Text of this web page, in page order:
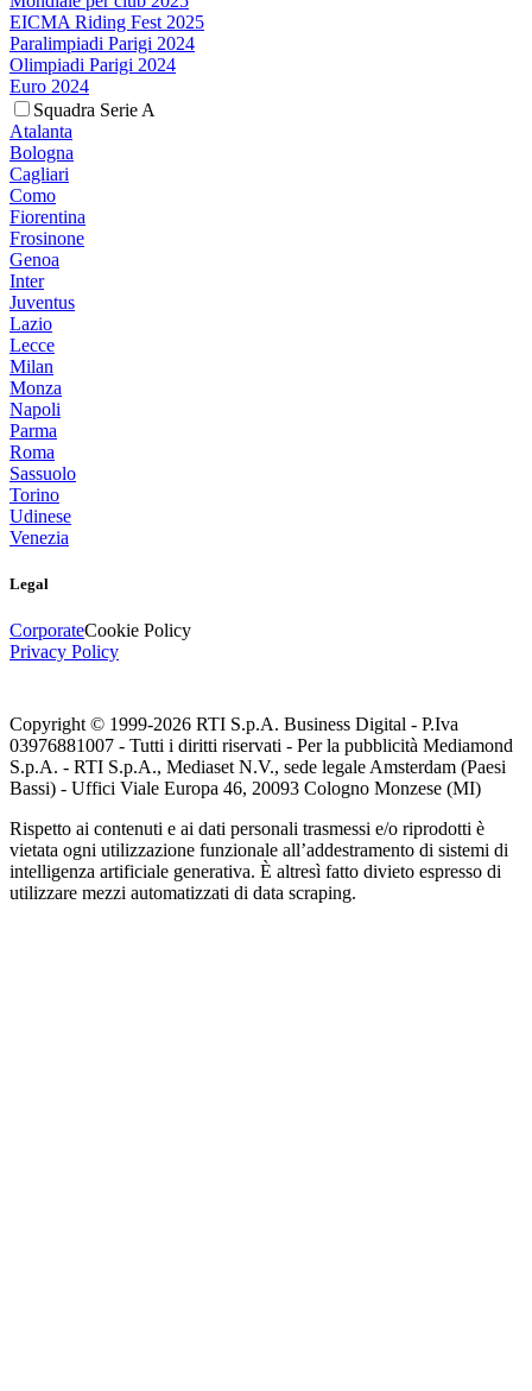
EICMA Riding Fest 2025
Paralimpiadi Parigi 2024
Olimpiadi Parigi 2024
Euro 2024
Squadra Serie A
Atalanta
Bologna
Cagliari
Como
Fiorentina
Frosinone
Genoa
Inter
Juventus
Lazio
Lecce
Milan
Monza
Napoli
Parma
Roma
Sassuolo
Torino
Udinese
Venezia
Legal
CorporateCookie Policy
Privacy Policy
Copyright © 1999-2026 RTI S.p.A. Business Digital - P.Iva
03976881007 - Tutti i diritti riservati - Per la pubblicità Mediamond
S.p.A. - RTI S.p.A., Mediaset N.V., sede legale Amsterdam (Paesi
Bassi) - Uffici Viale Europa 46, 20093 Cologno Monzese (MI)
Rispetto ai contenuti e ai dati personali trasmessi e/o riprodotti è
vietata ogni utilizzazione funzionale all’addestramento di sistemi di
intelligenza artificiale generativa. È altresì fatto divieto espresso di
utilizzare mezzi automatizzati di data scraping.